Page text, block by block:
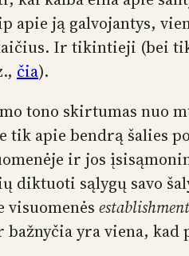
apie ją galvojantys,
Ir tikintieji (bei
čia).
tono skirtumas nuo
tik apie bendrą šalies
ir jos
diktuoti sąlygų savo
visuomenės
yra viena,